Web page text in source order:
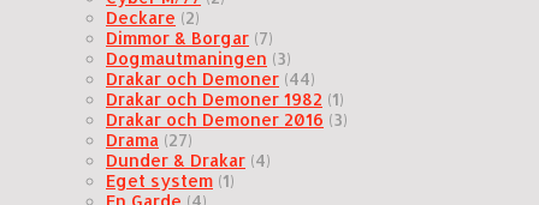
Deckare (2)
Dimmor & Borgar (7)
Dogmautmaningen (3)
Drakar och Demoner (44)
Drakar och Demoner 1982 (1)
Drakar och Demoner 2016 (3)
Drama (27)
Dunder & Drakar (4)
Eget system (1)